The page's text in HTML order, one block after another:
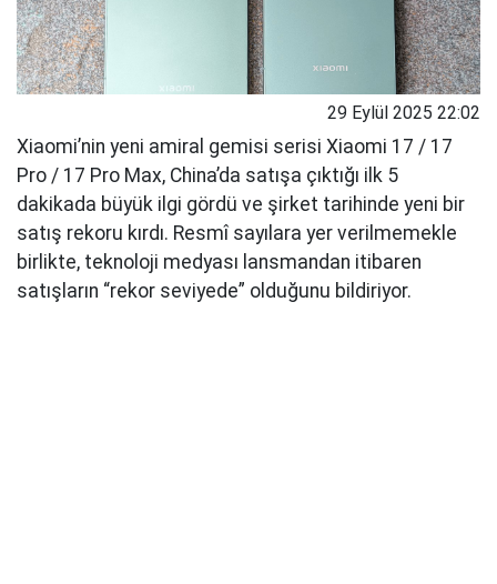
29 Eylül 2025 22:02
Xiaomi’nin yeni amiral gemisi serisi Xiaomi 17 / 17
Pro / 17 Pro Max, China’da satışa çıktığı ilk 5
dakikada büyük ilgi gördü ve şirket tarihinde yeni bir
satış rekoru kırdı. Resmî sayılara yer verilmemekle
birlikte, teknoloji medyası lansmandan itibaren
satışların “rekor seviyede” olduğunu bildiriyor.